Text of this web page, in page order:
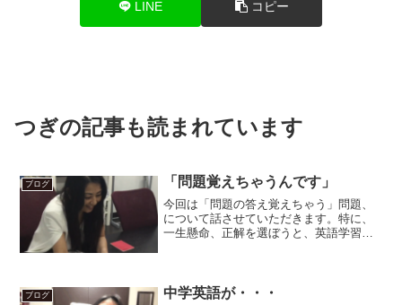
LINE コピー
つぎの記事も読まれています
ブログ 「問題覚えちゃうんです」
今回は「問題の答え覚えちゃう」問題、
について話させていただきます。特に、
一生懸命、正解を選ぼうと、英語学習を
ている」だから、次の教材...
ブログ 中学英語が・・・